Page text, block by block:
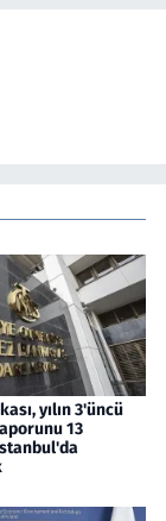
yılın 3'üncü
13